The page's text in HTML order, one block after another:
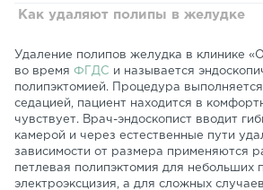
Как удаляют полипы в желудке
Удаление полипов желудка в клинике
во время ФГДС и называется
полипэктомией. Процедура
седацией, пациент находится в
чувствует. Врач-эндоскопист вводит
камерой и через естественные пути
зависимости от размера применяются
петлевая полипэктомия для небольших
электроэксцизия, а для сложных